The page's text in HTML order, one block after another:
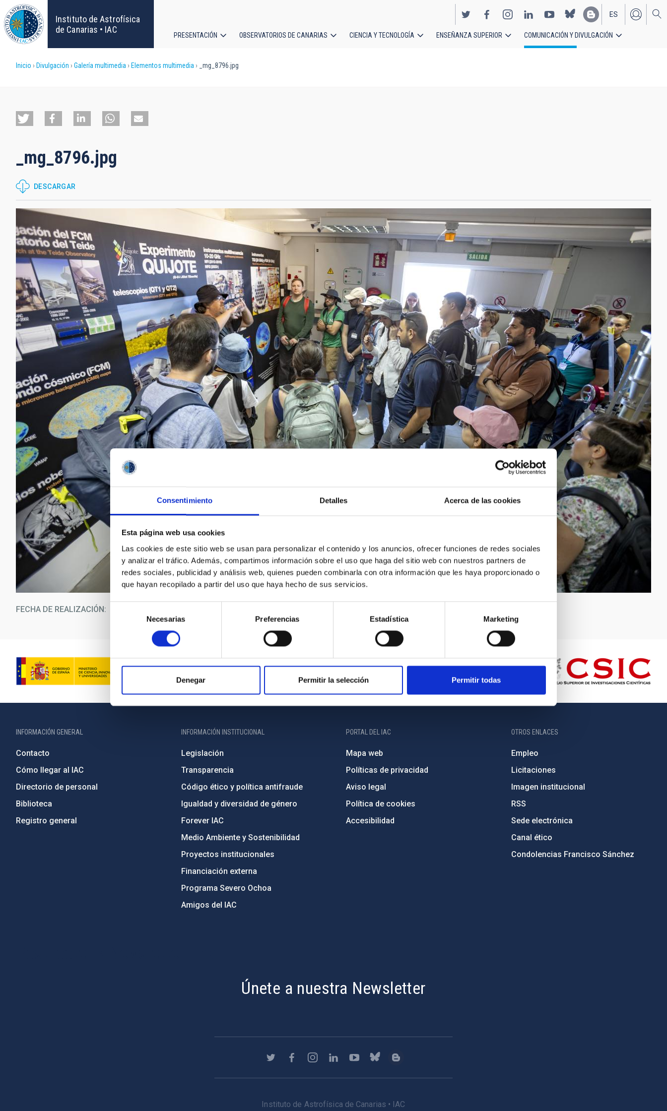
Consentimiento Detalles Acerca de las cookies
Esta página web usa cookies
Las cookies de este sitio web se usan para personalizar el contenido y los anuncios, ofrecer funciones de redes sociales
y analizar el tráfico. Además, compartimos información sobre el uso que haga del sitio web con nuestros partners de
redes sociales, publicidad y análisis web, quienes pueden combinarla con otra información que les haya proporcionado o
que hayan recopilado a partir del uso que haya hecho de sus servicios.
consentimiento
Necesarias Preferencias Estadística Marketing
Denegar Permitir la selección Permitir todas
Pasar
al
contenido
principal
Instituto de Astrofísica
de Canarias • IAC
EN
ES
principal
PRESENTACIÓN OBSERVATORIOS DE CANARIAS CIENCIA Y TECNOLOGÍA ENSEÑANZA SUPERIOR COMUNICACIÓN Y DIVULGACIÓN
Sobrescribir
de
a
la
navegación
Inicio Divulgación Galería multimedia Elementos multimedia _mg_8796.jpg
_mg_8796.jpg
DESCARGAR
FECHA DE REALIZACIÓN
INFORMACIÓN GENERAL
Contacto
Cómo llegar al IAC
Directorio de personal
Biblioteca
Registro general
INFORMACIÓN INSTITUCIONAL
Legislación
Transparencia
Código ético y política antifraude
Igualdad y diversidad de género
Forever IAC
Medio Ambiente y Sostenibilidad
Proyectos institucionales
Financiación externa
Programa Severo Ochoa
Amigos del IAC
PORTAL DEL IAC
Mapa web
Políticas de privacidad
Aviso legal
Política de cookies
Accesibilidad
OTROS ENLACES
Empleo
Licitaciones
Imagen institucional
RSS
Sede electrónica
Canal ético
Condolencias Francisco Sánchez
Únete a nuestra Newsletter
Instituto de Astrofísica de Canarias • IAC